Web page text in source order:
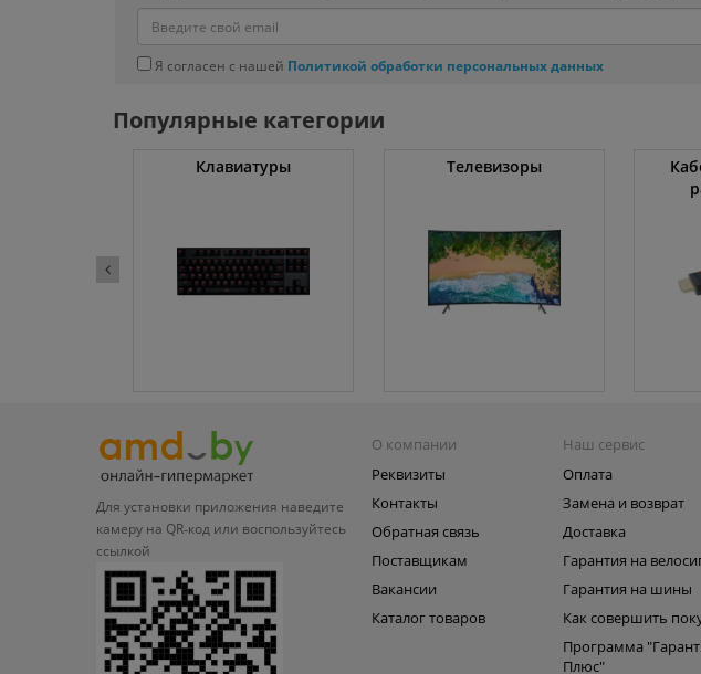
Я согласен с нашей Политикой обработки персональных данных
Популярные категории
Клавиатуры Телевизоры
Для установки приложения наведите
камеру на QR‑код или воспользуйтесь
ссылкой
О компании
Реквизиты
Контакты
Обратная связь
Поставщикам
Вакансии
Каталог товаров
Наш сервис
Оплата
Замена и возврат
Доставка
Гарантия на
Гарантия на шины
Как совершить
Программа
Плюс"